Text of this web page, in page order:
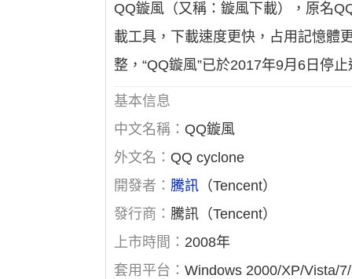
QQ鏇風（又稱：鏇風下載），原名
載工具，下載速度更快，占用記憶體
整，“QQ鏇風”已於2017年9月6日停
基本信息
中文名稱： QQ鏇風
外文名： QQ cyclone
開發者： 騰訊 （Tencent）
發行商： 騰訊（Tencent）
上市時間： 2008年
套用平台：Windows 2000/XP/Vista/